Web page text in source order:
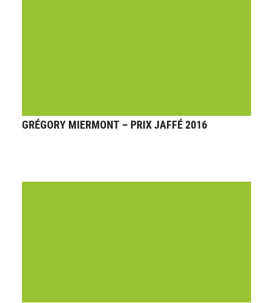
GRÉGORY MIERMONT – PRIX JAFFÉ 2016